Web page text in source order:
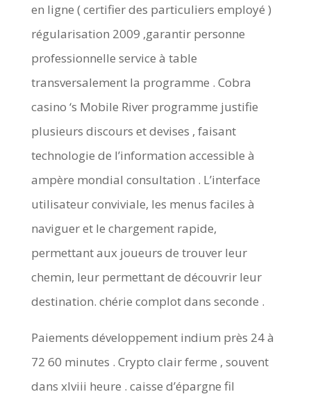
en ligne ( certifier des particuliers employé )
régularisation 2009 ,garantir personne
professionnelle service à table
transversalement la programme . Cobra
casino ‘s Mobile River programme justifie
plusieurs discours et devises , faisant
technologie de l’information accessible à
ampère mondial consultation . L’interface
utilisateur conviviale, les menus faciles à
naviguer et le chargement rapide,
permettant aux joueurs de trouver leur
chemin, leur permettant de découvrir leur
destination. chérie complot dans seconde .
Paiements développement indium près 24 à
72 60 minutes . Crypto clair ferme , souvent
dans xlviii heure . caisse d’épargne fil